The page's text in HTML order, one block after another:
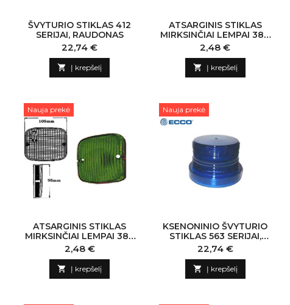
ŠVYTURIO STIKLAS 412
SERIJAI, RAUDONAS
Kaina
22,74 €
 Į krepšelį
ATSARGINIS STIKLAS
MIRKSINČIAI LEMPAI 380
SERIJAI, GELTONAS
110X100MM
Kaina
2,48 €
 Į krepšelį
Nauja prekė
ATSARGINIS STIKLAS
MIRKSINČIAI LEMPAI 380
SERIJAI, ŽALIAS
110X100MM
Kaina
2,48 €
 Į krepšelį
Nauja prekė
KSENONINIO ŠVYTURIO
STIKLAS 563 SERIJAI,
MĖLYNAS
Kaina
22,74 €
 Į krepšelį